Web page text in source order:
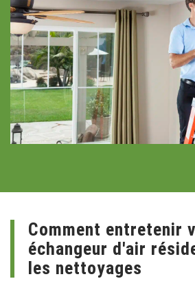
Comment entretenir
échangeur d'air
les nettoyages